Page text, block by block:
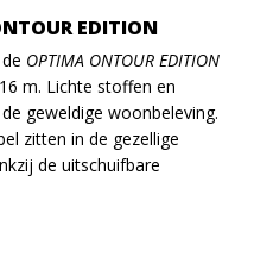
EDITION
OPTIMA ONTOUR EDITION
m. Lichte stoffen en
geweldige woonbeleving.
zitten in de gezellige
de uitschuifbare